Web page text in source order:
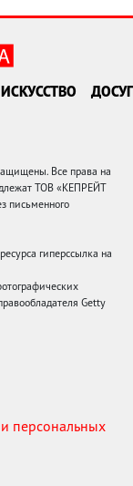
ИСКУССТВО ДОСУГ
Все права на
ТОВ «КЕПРЕЙТ
письменного
гиперссылка на
Getty
персональных